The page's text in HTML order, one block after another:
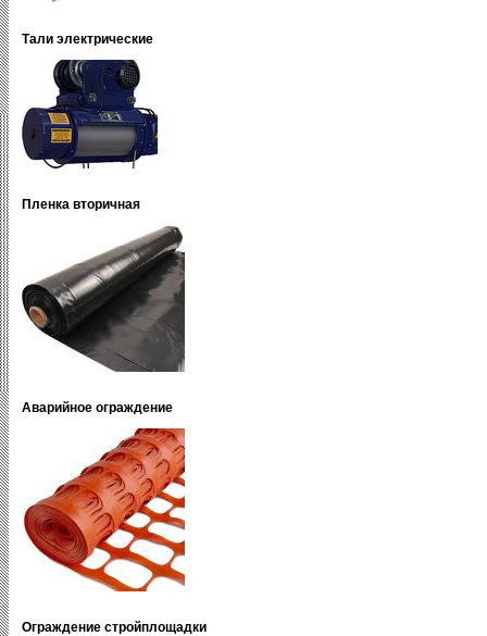
Тали электрические
Пленка вторичная
Аварийное ограждение
Ограждение стройплощадки